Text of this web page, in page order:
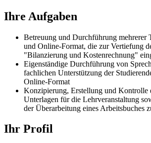
Ihre Aufgaben
Betreuung und Durchführung mehrerer
und Online-Format, die zur Vertiefung
"Bilanzierung und Kostenrechnung"
Eigenständige Durchführung von
fachlichen Unterstützung der
Online-Format
Konzipierung, Erstellung und Kontrolle
Unterlagen für die Lehrveranstaltung
der Überarbeitung eines Arbeitsbuches
Ihr Profil